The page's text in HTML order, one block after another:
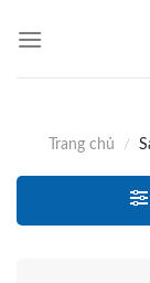
Trang chủ /